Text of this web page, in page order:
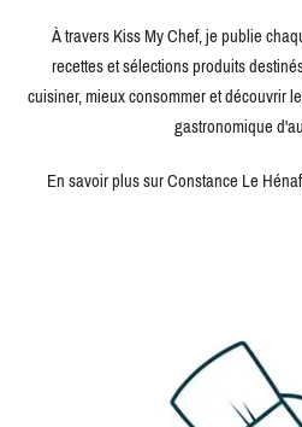
À travers Kiss My Chef, je publie
recettes et sélections produits
cuisiner, mieux consommer et découvrir
gastronomique
En savoir plus sur Constance Le